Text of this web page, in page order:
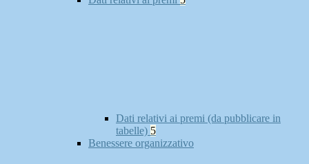
Dati relativi ai premi (da pubblicare in
tabelle) 5
Benessere organizzativo